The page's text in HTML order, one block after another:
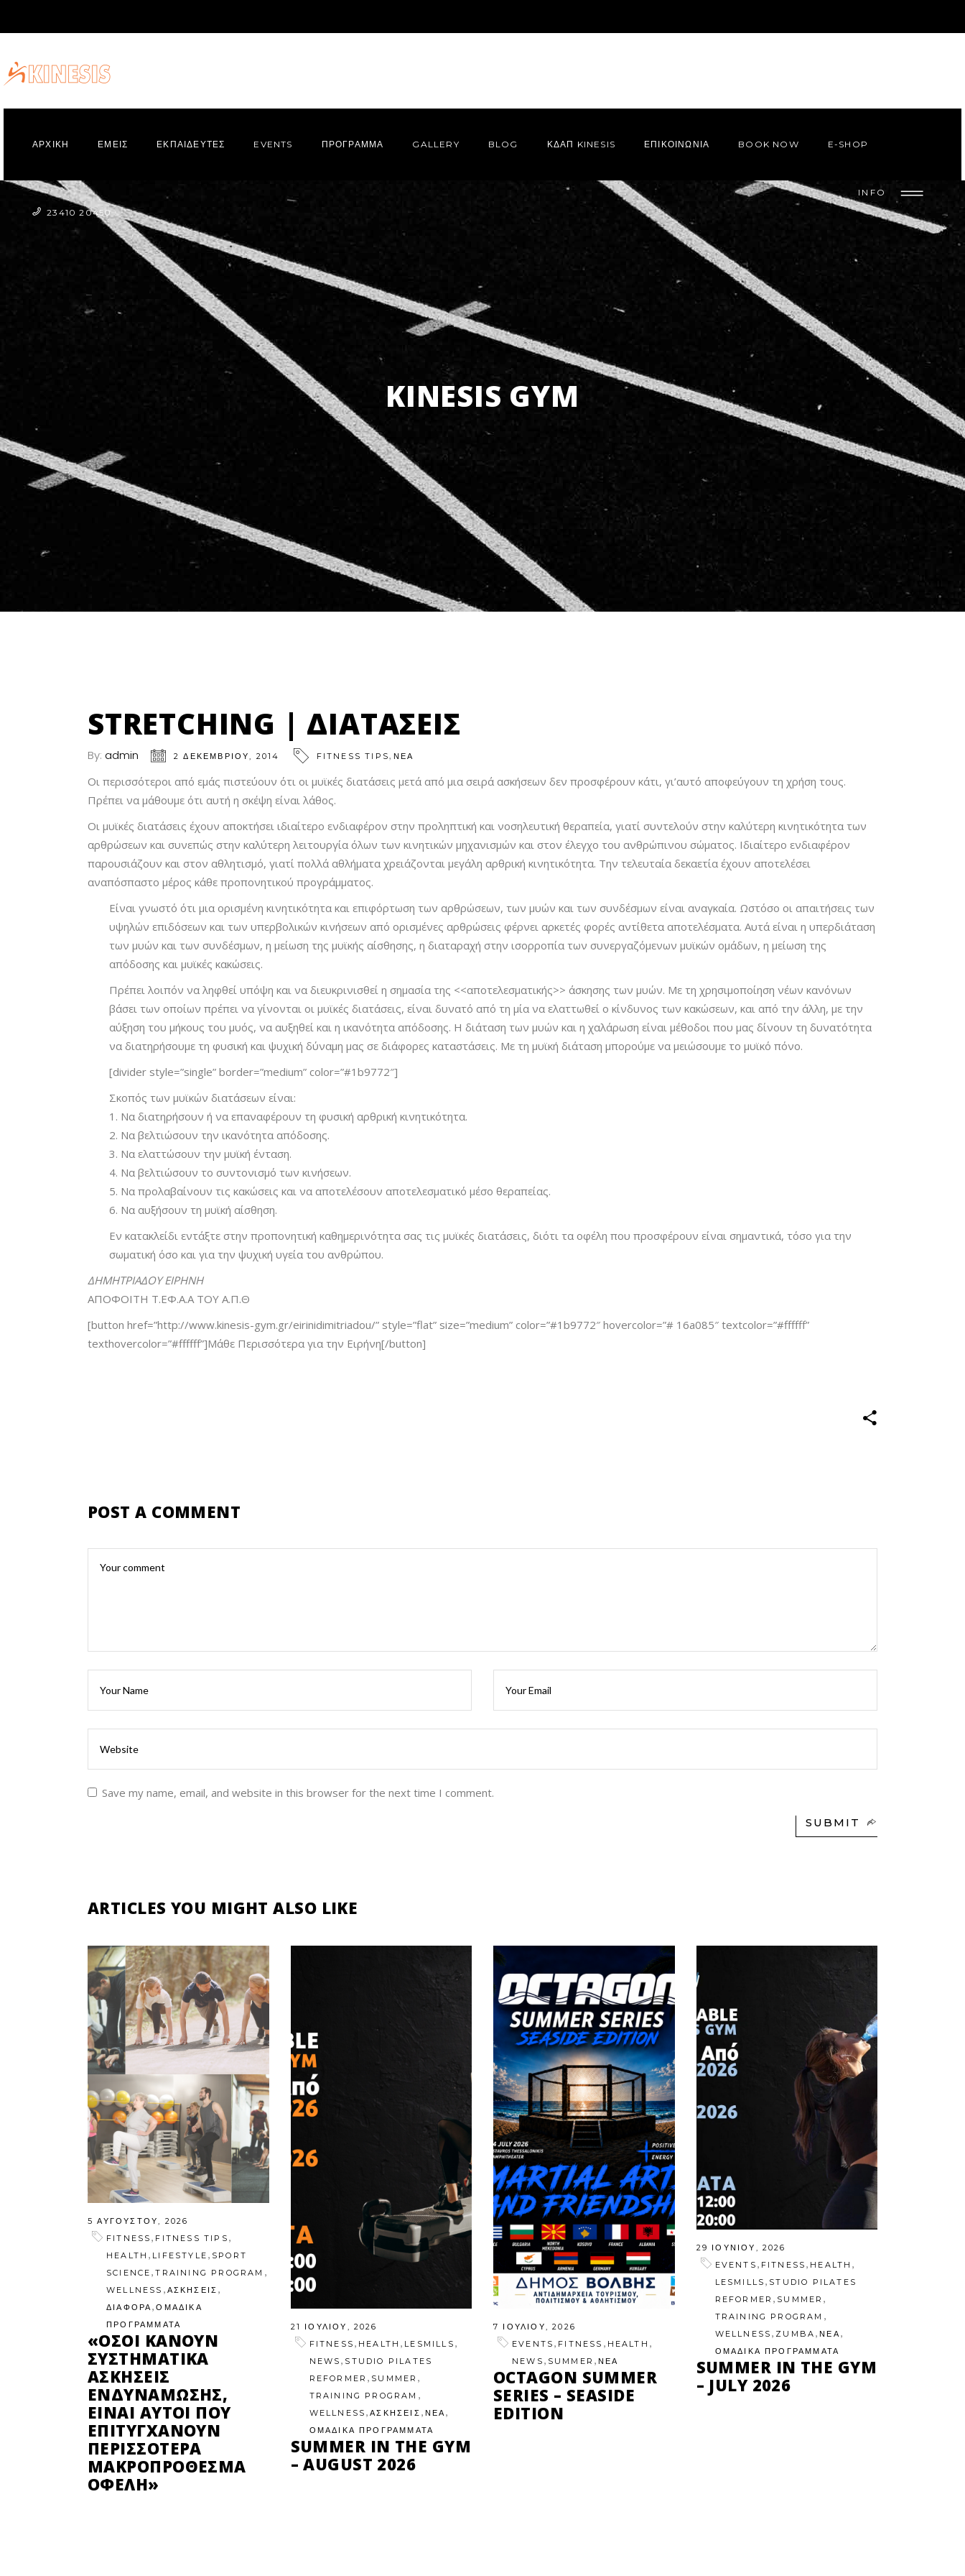
ΑΡΧΙΚΗ ΕΜΕΙΣ ΕΚΠΑΙΔΕΥΤΕΣ EVENTS ΠΡΌΓΡΑΜΜΑ GALLERY BLOG ΚΔΑΠ KINESIS ΕΠΙΚΟΙΝΩΝΙΑ BOOK NOW E-SHOP
23410 20450
INFO
KINESIS GYM
STRETCHING | ΔΙΑΤΑΣΕΙΣ
By: admin 2 ΔΕΚΕΜΒΡΊΟΥ, 2014 FITNESS TIPS,ΝΕΑ
Οι περισσότεροι από εμάς πιστεύουν ότι οι μυϊκές διατάσεις μετά από μια σειρά ασκήσεων δεν προσφέρουν κάτι, γι’αυτό αποφεύγουν τη χρήση τους.
Πρέπει να μάθουμε ότι αυτή η σκέψη είναι λάθος.
Οι μυϊκές διατάσεις έχουν αποκτήσει ιδιαίτερο ενδιαφέρον στην προληπτική και νοσηλευτική θεραπεία, γιατί συντελούν στην καλύτερη κινητικότητα των
αρθρώσεων και συνεπώς στην καλύτερη λειτουργία όλων των κινητικών μηχανισμών και στον έλεγχο του ανθρώπινου σώματος. Ιδιαίτερο ενδιαφέρον
παρουσιάζουν και στον αθλητισμό, γιατί πολλά αθλήματα χρειάζονται μεγάλη αρθρική κινητικότητα. Την τελευταία δεκαετία έχουν αποτελέσει
αναπόσπαστο μέρος κάθε προπονητικού προγράμματος.
Είναι γνωστό ότι μια ορισμένη κινητικότητα και επιφόρτωση των αρθρώσεων, των μυών και των συνδέσμων είναι αναγκαία. Ωστόσο οι απαιτήσεις των
υψηλών επιδόσεων και των υπερβολικών κινήσεων από ορισμένες αρθρώσεις φέρνει αρκετές φορές αντίθετα αποτελέσματα. Αυτά είναι η υπερδιάταση
των μυών και των συνδέσμων, η μείωση της μυϊκής αίσθησης, η διαταραχή στην ισορροπία των συνεργαζόμενων μυϊκών ομάδων, η μείωση της
απόδοσης και μυϊκές κακώσεις.
Πρέπει λοιπόν να ληφθεί υπόψη και να διευκρινισθεί η σημασία της <<αποτελεσματικής>> άσκησης των μυών. Με τη χρησιμοποίηση νέων κανόνων
βάσει των οποίων πρέπει να γίνονται οι μυϊκές διατάσεις, είναι δυνατό από τη μία να ελαττωθεί ο κίνδυνος των κακώσεων, και από την άλλη, με την
αύξηση του μήκους του μυός, να αυξηθεί και η ικανότητα απόδοσης. Η διάταση των μυών και η χαλάρωση είναι μέθοδοι που μας δίνουν τη δυνατότητα
να διατηρήσουμε τη φυσική και ψυχική δύναμη μας σε διάφορες καταστάσεις. Με τη μυϊκή διάταση μπορούμε να μειώσουμε το μυϊκό πόνο.
[divider style=”single” border=”medium” color=”#1b9772″]
Σκοπός των μυϊκών διατάσεων είναι:
1. Να διατηρήσουν ή να επαναφέρουν τη φυσική αρθρική κινητικότητα.
2. Να βελτιώσουν την ικανότητα απόδοσης.
3. Να ελαττώσουν την μυϊκή ένταση.
4. Να βελτιώσουν το συντονισμό των κινήσεων.
5. Να προλαβαίνουν τις κακώσεις και να αποτελέσουν αποτελεσματικό μέσο θεραπείας.
6. Να αυξήσουν τη μυϊκή αίσθηση.
Εν κατακλείδι εντάξτε στην προπονητική καθημερινότητα σας τις μυϊκές διατάσεις, διότι τα οφέλη που προσφέρουν είναι σημαντικά, τόσο για την
σωματική όσο και για την ψυχική υγεία του ανθρώπου.
ΔΗΜΗΤΡΙΑΔΟΥ ΕΙΡΗΝΗ
ΑΠΟΦΟΙΤΗ Τ.ΕΦ.Α.Α ΤΟΥ Α.Π.Θ
[button href=”http://www.kinesis-gym.gr/eirinidimitriadou/” style=”flat” size=”medium” color=”#1b9772″ hovercolor=”# 16a085″ textcolor=”#ffffff”
texthovercolor=”#ffffff”]Μάθε Περισσότερα για την Ειρήνη[/button]
POST A COMMENT
Save my name, email, and website in this browser for the next time I comment.
SUBMIT
ARTICLES YOU MIGHT ALSO LIKE
5 ΑΥΓΟΎΣΤΟΥ, 2026
FITNESS , FITNESS TIPS ,
HEALTH , LIFESTYLE , SPORT
SCIENCE ,TRAINING PROGRAM ,
WELLNESS , ΑΣΚΗΣΕΙΣ ,
ΔΙΑΦΟΡΑ,ΟΜΑΔΙΚΑ
ΠΡΟΓΡΑΜΜΑΤΑ
«ΌΣΟΙ ΚΆΝΟΥΝ
ΣΥΣΤΗΜΑΤΙΚΆ
ΑΣΚΉΣΕΙΣ
ΕΝΔΥΝΆΜΩΣΗΣ,
ΕΊΝΑΙ ΑΥΤΟΊ ΠΟΥ
ΕΠΙΤΥΓΧΆΝΟΥΝ
ΠΕΡΙΣΣΌΤΕΡΑ
ΜΑΚΡΟΠΡΌΘΕΣΜΑ
ΟΦΈΛΗ»
21 ΙΟΥΛΊΟΥ, 2026
FITNESS
HEALTH LESMILLS
NEWS
STUDIO PILATES
REFORMER
SUMMER
TRAINING PROGRAM
WELLNESS ΑΣΚΗΣΕΙΣ ΝΕΑ
ΟΜΑΔΙΚΑ ΠΡΟΓΡΑΜΜΑΤΑ
SUMMER IN THE GYM
– AUGUST 2026
7 ΙΟΥΛΊΟΥ, 2026
EVENTS
FITNESS HEALTH
NEWS SUMMER ,ΝΕΑ
OCTAGON SUMMER
SERIES – SEASIDE
EDITION
29 ΙΟΥΝΊΟΥ, 2026
EVENTS
FITNESS HEALTH
LESMILLS
STUDIO PILATES
REFORMER
SUMMER
TRAINING PROGRAM
WELLNESS ZUMBA ,ΝΕΑ
ΟΜΑΔΙΚΑ ΠΡΟΓΡΑΜΜΑΤΑ
SUMMER IN THE GYM
– JULY 2026